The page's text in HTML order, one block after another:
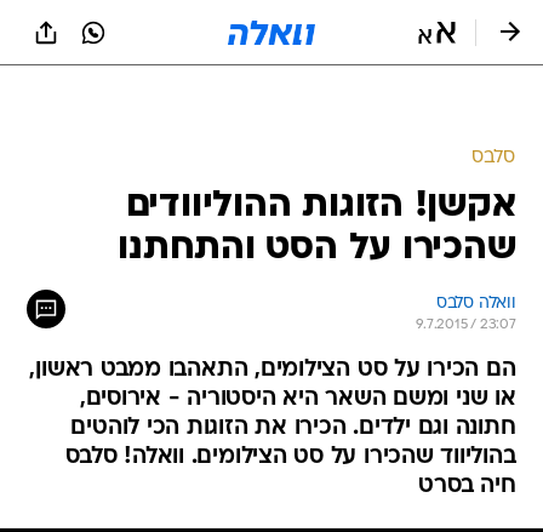
אקשן! הזוגות ההוליוודים
שהכירו על הסט והתחתנו
וואלה סלבס
הם הכירו על סט הצילומים, התאהבו ממבט ראשון,
חתונה וגם ילדים. הכירו את הזוגות הכי לוהטים
בהוליווד שהכירו על סט הצילומים. וואלה! סלבס
חיה בסרט